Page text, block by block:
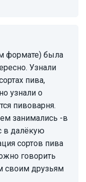
Узнали
пива,
узнали о
пивоварня.
занимались -в
в далёкую
сортов пива
говорить
своим друзьям